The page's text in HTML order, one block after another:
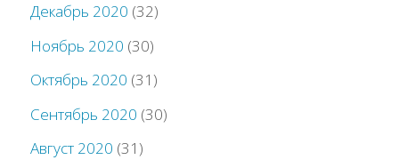
Декабрь 2020 (32)
Ноябрь 2020 (30)
Октябрь 2020 (31)
Сентябрь 2020 (30)
Август 2020 (31)